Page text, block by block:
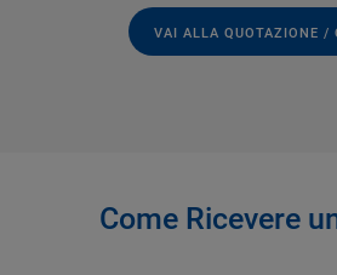
VAI ALLA QUOTAZIONE /
Come Ricevere